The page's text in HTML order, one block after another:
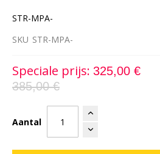
STR-MPA-
SKU STR-MPA-
Speciale prijs 325,00 €
385,00 €
Aantal